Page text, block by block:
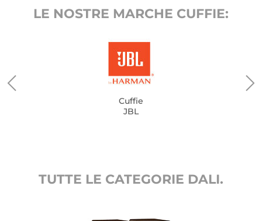
LE NOSTRE MARCHE CUFFIE:
Cuffie
JBL
TUTTE LE CATEGORIE DALI.